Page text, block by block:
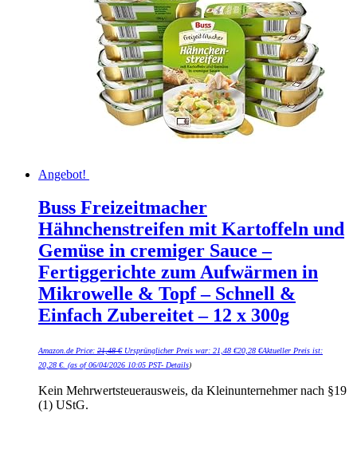
Angebot!
Buss Freizeitmacher
Hähnchenstreifen mit Kartoffeln und
Gemüse in cremiger Sauce –
Fertiggerichte zum Aufwärmen in
Mikrowelle & Topf – Schnell &
Einfach Zubereitet – 12 x 300g
Amazon.de Price: 21,48€ Ursprünglicher Preis war: 21,48 €20,28 €Aktueller Preis ist:
20,28 €. (as of 06/04/2026 10:05 PST- Details)
Kein Mehrwertsteuerausweis, da Kleinunternehmer nach §19
(1) UStG.